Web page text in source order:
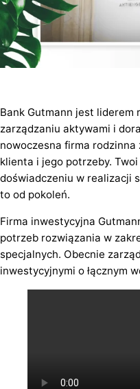
Bank Gutmann jest
zarządzaniu aktywami i
nowoczesna firma
klienta i jego potrzeby.
doświadczeniu w realizacji
to od pokoleń.
Firma inwestycyjna
potrzeb rozwiązania w
specjalnych. Obecnie
inwestycyjnymi o łącznym